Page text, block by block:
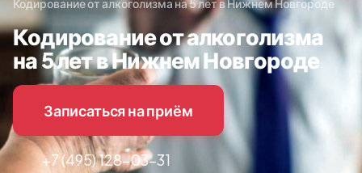
Кодирование от алкоголизма на 5 лет в Нижнем Новгороде
Кодирование от алкоголизма
на 5 лет в Нижнем Новгороде
Записаться на приём
+7 (495) 128-03-31